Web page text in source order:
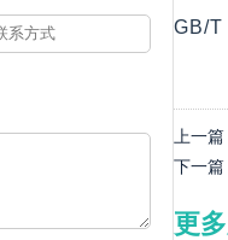
GB/T
上一篇
下一篇
更